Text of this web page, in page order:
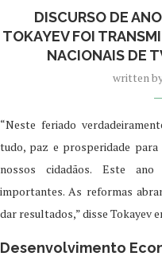
DISCURSO DE
TOKAYEV FOI
NACIONAIS DE
written
“Neste feriado
tudo, paz e prosperidade
nossos cidadãos. Este
importantes. As reformas
dar resultados,” disse Tokayev
Desenvolvimento